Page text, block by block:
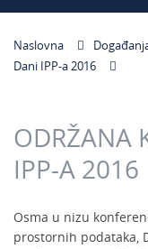
Naslovna
Dani IPP-a 2016
ODRŽANA
IPP-A 2016
Osma u nizu
prostornih podataka,